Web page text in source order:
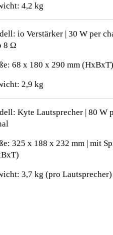
4,2 kg
io Verstärker | 30 W per
8 Ω
68 x 180 x 290 mm (HxBxT)
2,9 kg
Kyte Lautsprecher | 80 W
325 x 188 x 232 mm | mit
3,7 kg (pro Lautsprecher)